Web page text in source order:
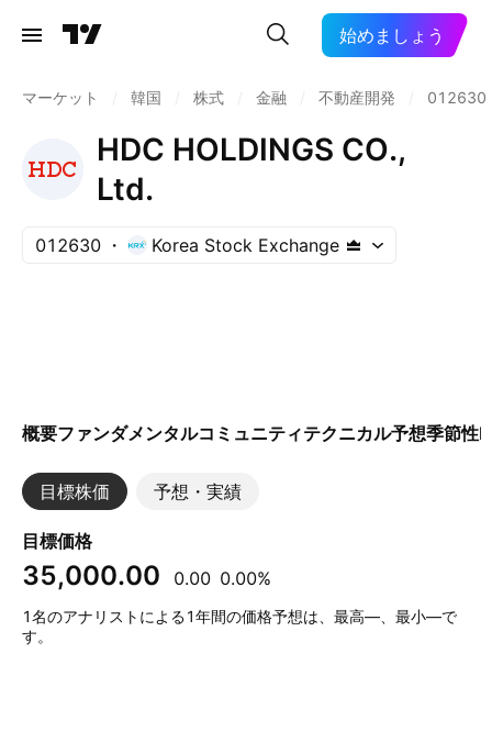
始めましょう
マーケット 韓国 株式 金融 不動産開発 012630
HDC HOLDINGS CO.,
Ltd.
012630 Korea Stock Exchange
概要ファンダメンタルコミュニティテクニカル予想季節性
目標株価 予想・実績
目標価格
35,000.00 0.00 0.00%
1名のアナリストによる1年間の価格予想は、最高—、最小—で
す。